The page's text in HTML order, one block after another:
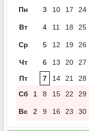
Пн 3 10 17 24
Вт 4 11 18 25
Ср 5 12 19 26
Чт 6 13 20
27
Пт
7 14 21
28
Сб
1 8 15 22 29
Вс 2 9 16 23 30